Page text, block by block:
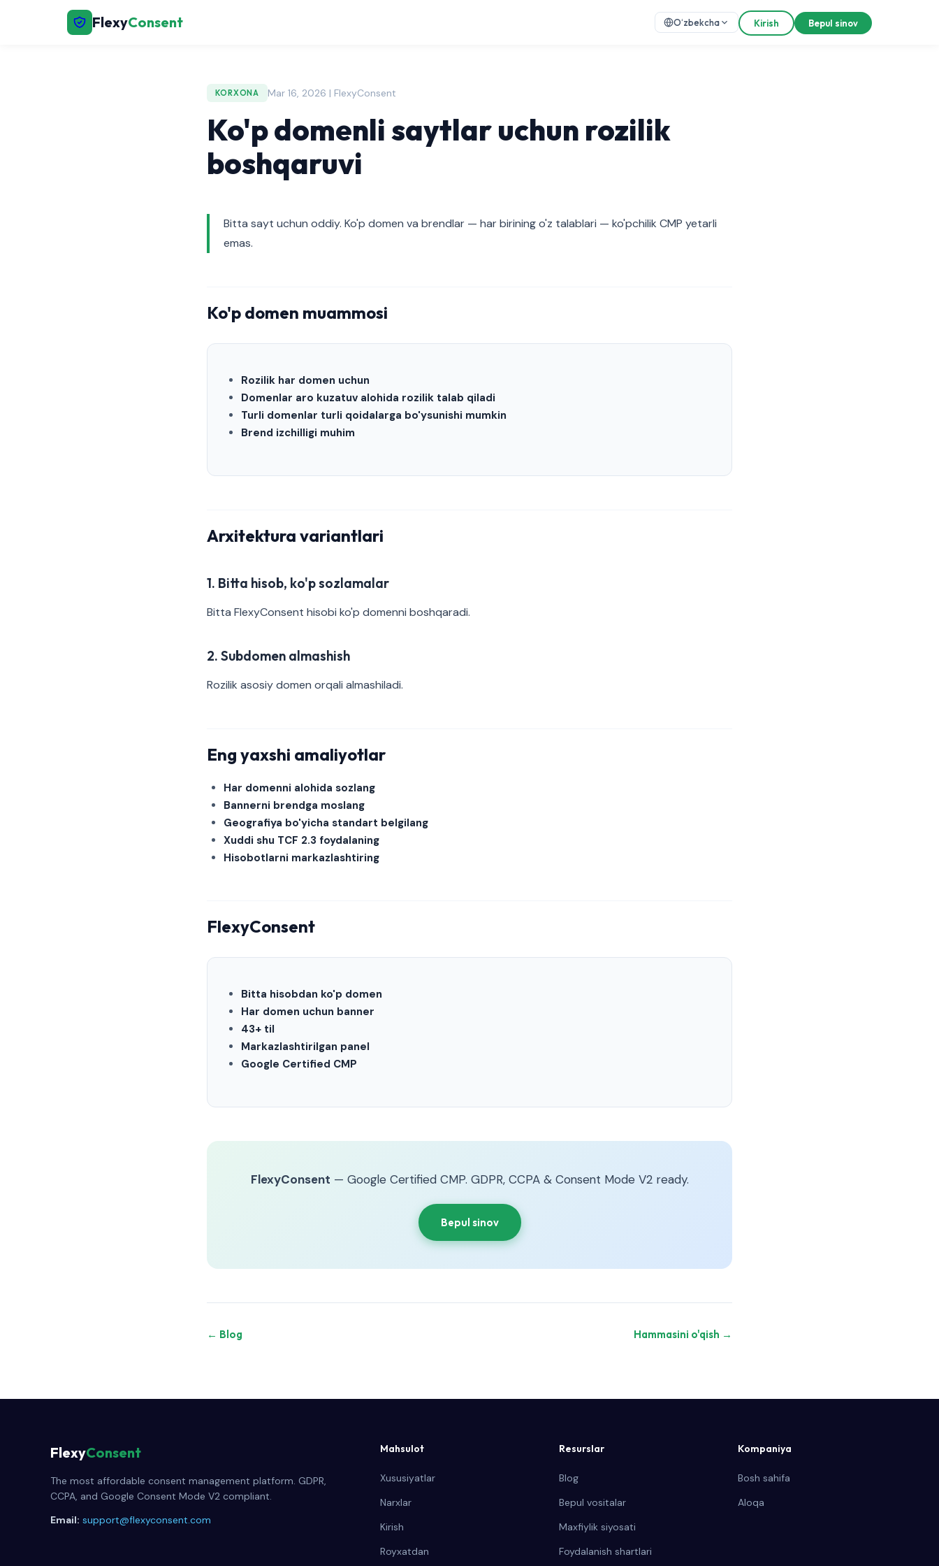
FlexyConsent Oʻzbekcha Kirish Bepul sinov
KORXONA Mar 16, 2026 | FlexyConsent
Ko'p domenli saytlar uchun rozilik
boshqaruvi
Bitta sayt uchun oddiy. Ko'p domen va brendlar — har birining o'z talablari — ko'pchilik CMP yetarli
emas.
Ko'p domen muammosi
Rozilik har domen uchun
Domenlar aro kuzatuv alohida rozilik talab qiladi
Turli domenlar turli qoidalarga bo'ysunishi mumkin
Brend izchilligi muhim
Arxitektura variantlari
1. Bitta hisob, ko'p sozlamalar
Bitta FlexyConsent hisobi ko'p domenni boshqaradi.
2. Subdomen almashish
Rozilik asosiy domen orqali almashiladi.
Eng yaxshi amaliyotlar
Har domenni alohida sozlang
Bannerni brendga moslang
Geografiya bo'yicha standart belgilang
Xuddi shu TCF 2.3 foydalaning
Hisobotlarni markazlashtiring
FlexyConsent
Bitta hisobdan ko'p domen
Har domen uchun banner
43+ til
Markazlashtirilgan panel
Google Certified CMP
FlexyConsent — Google Certified CMP. GDPR, CCPA & Consent Mode V2 ready.
Bepul sinov
← Blog Hammasini o'qish →
FlexyConsent
The most affordable consent management platform. GDPR,
CCPA, and Google Consent Mode V2 compliant.
Email: support@flexyconsent.com
Mahsulot
Xususiyatlar
Narxlar
Kirish
Royxatdan
Resurslar
Blog
Bepul vositalar
Maxfiylik siyosati
Foydalanish shartlari
Kompaniya
Bosh sahifa
Aloqa